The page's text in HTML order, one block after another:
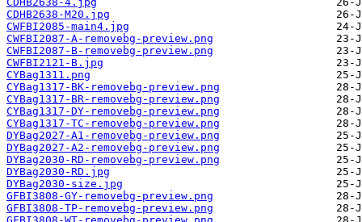
CDHB2638-M20.jpg
CWFBI2085-main4.jpg
CWFBI2087-A-removebg-preview.png
CWFBI2087-B-removebg-preview.png
CWFBI2121-B.jpg
CYBag1311.png
CYBag1317-BK-removebg-preview.png
CYBag1317-BR-removebg-preview.png
CYBag1317-DY-removebg-preview.png
CYBag1317-TC-removebg-preview.png
DYBag2027-A1-removebg-preview.png
DYBag2027-A2-removebg-preview.png
DYBag2030-RD-removebg-preview.png
DYBag2030-RD.jpg
DYBag2030-size.jpg
GFBI3808-GY-removebg-preview.png
GFBI3808-TP-removebg-preview.png